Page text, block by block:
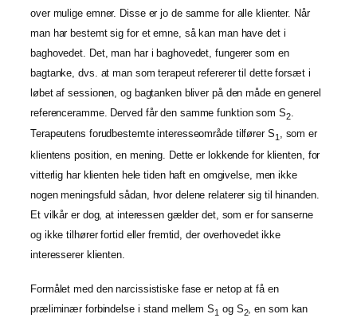
over mulige emner. Disse er jo de samme for alle klienter. Når
man har bestemt sig for et emne, så kan man have det i
baghovedet. Det, man har i baghovedet, fungerer som en
bagtanke, dvs. at man som terapeut refererer til dette forsæt i
løbet af sessionen, og bagtanken bliver på den måde en generel
referenceramme. Derved får den samme funktion som S2.
Terapeutens forudbestemte interesseområde tilfører S1 , som er
klientens position, en mening. Dette er lokkende for klienten, for
vitterlig har klienten hele tiden haft en omgivelse, men ikke
nogen meningsfuld sådan, hvor delene relaterer sig til hinanden.
Et vilkår er dog, at interessen gælder det, som er for sanserne
og ikke tilhører fortid eller fremtid, der overhovedet ikke
interesserer klienten.
Formålet med den narcissistiske fase er netop at få en
præliminær forbindelse i stand mellem S1 og S2, en som kan